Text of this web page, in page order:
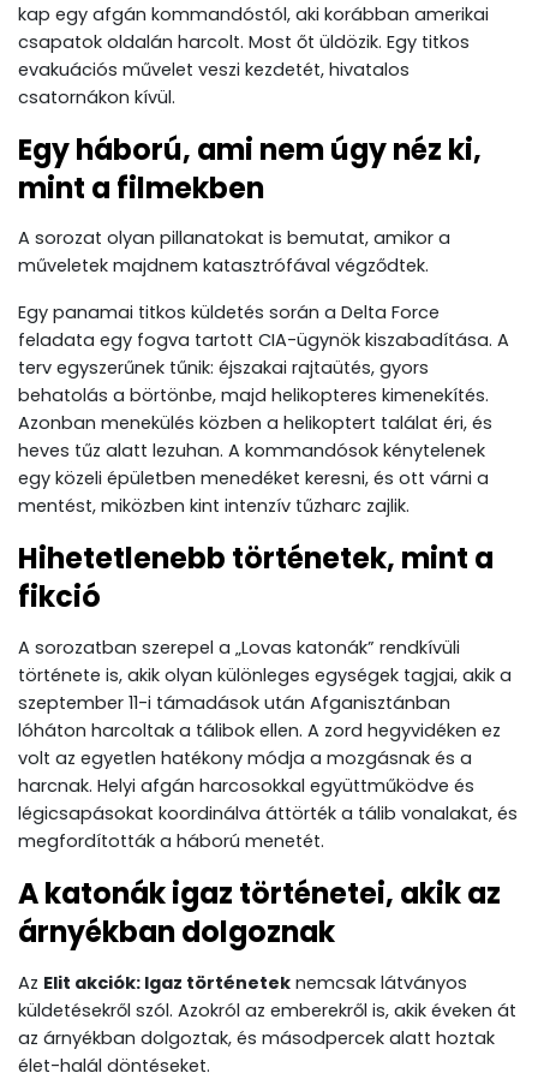
kap egy afgán kommandóstól, aki korábban amerikai
csapatok oldalán harcolt. Most őt üldözik. Egy titkos
evakuációs művelet veszi kezdetét, hivatalos
csatornákon kívül.
Egy háború, ami nem úgy néz ki,
mint a filmekben
A sorozat olyan pillanatokat is bemutat, amikor a
műveletek majdnem katasztrófával végződtek.
Egy panamai titkos küldetés során a Delta Force
feladata egy fogva tartott CIA-ügynök kiszabadítása. A
terv egyszerűnek tűnik: éjszakai rajtaütés, gyors
behatolás a börtönbe, majd helikopteres kimenekítés.
Azonban menekülés közben a helikoptert találat éri, és
heves tűz alatt lezuhan. A kommandósok kénytelenek
egy közeli épületben menedéket keresni, és ott várni a
mentést, miközben kint intenzív tűzharc zajlik.
Hihetetlenebb történetek, mint a
fikció
A sorozatban szerepel a „Lovas katonák” rendkívüli
története is, akik olyan különleges egységek tagjai, akik a
szeptember 11-i támadások után Afganisztánban
lóháton harcoltak a tálibok ellen. A zord hegyvidéken ez
volt az egyetlen hatékony módja a mozgásnak és a
harcnak. Helyi afgán harcosokkal együttműködve és
légicsapásokat koordinálva áttörték a tálib vonalakat, és
megfordították a háború menetét.
A katonák igaz történetei, akik az
árnyékban dolgoznak
Az Elit akciók: Igaz történetek nemcsak látványos
küldetésekről szól. Azokról az emberekről is, akik éveken át
az árnyékban dolgoztak, és másodpercek alatt hoztak
élet-halál döntéseket.